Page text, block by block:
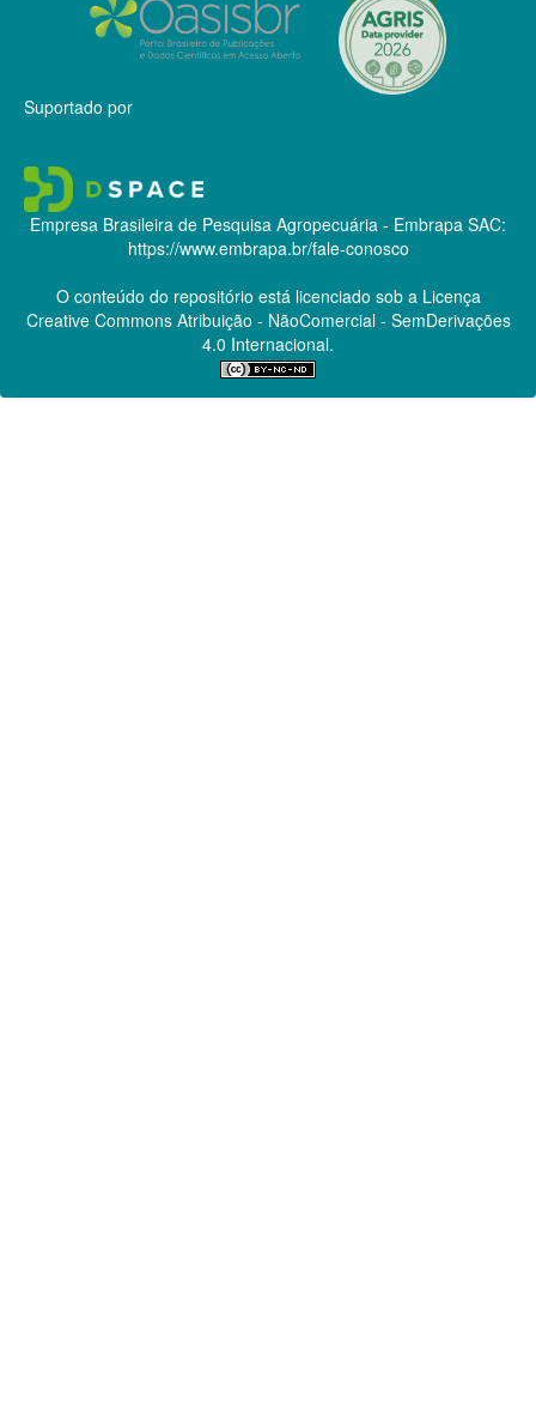
Suportado por
Empresa Brasileira de Pesquisa Agropecuária - Embrapa SAC:
https://www.embrapa.br/fale-conosco
O conteúdo do repositório está licenciado sob a Licença
Creative CommonsAtribuição - NãoComercial - SemDerivações
4.0 Internacional.